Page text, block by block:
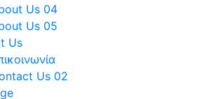
Us 04
Us 05
Us
Us 02